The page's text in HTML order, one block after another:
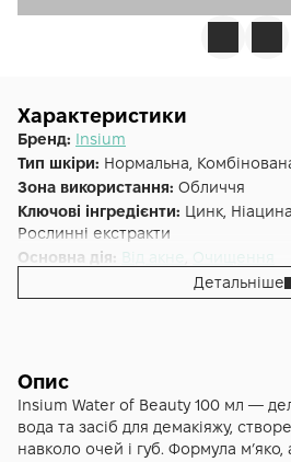
Характеристики
Бренд: Insium
Тип шкіри: Нормальна,
Зона використання: Обличчя
Ключові інгредієнти: Цинк,
Рослинні екстракти
Основна дія: Від акне
Очищення
Додаткові властивості:Cruelty-free,
Детальніше
Опис
Insium Water of Beauty 100 мл —
вода та засіб для демакіяжу,
навколо очей і губ. Формула